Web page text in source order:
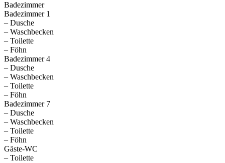
Badezimmer
Badezimmer 1
– Dusche
– Waschbecken
– Toilette
– Föhn
Badezimmer 4
– Dusche
– Waschbecken
– Toilette
– Föhn
Badezimmer 7
– Dusche
– Waschbecken
– Toilette
– Föhn
Gäste-WC
– Toilette